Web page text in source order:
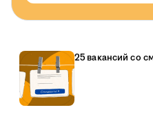
25 вакансий со